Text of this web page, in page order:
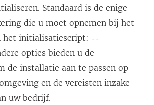
Standaard is de enige
die u moet opnemen bij het
het initialisatiescript: --
opties bieden u de
de installatie aan te passen op
en de vereisten inzake
uw bedrijf.